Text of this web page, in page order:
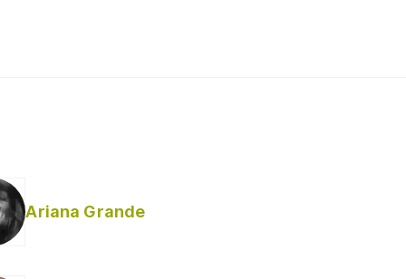
Ariana Grande